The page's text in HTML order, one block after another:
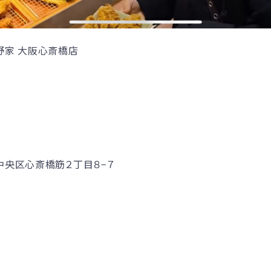
家 大阪心斎橋店
区心斎橋筋２丁目８−７